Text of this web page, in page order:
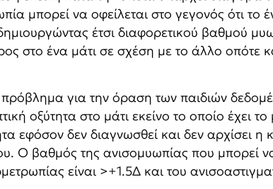
μπορεί να οφείλεται στο γεγονός ότι το
έτσι διαφορετικού βαθμού
στο ένα μάτι σε σχέση με το άλλο οπότε
για την όραση των παιδιών
οξύτητα στο μάτι εκείνο το οποίο έχει
εφόσον δεν διαγνωσθεί και δεν αρχίσει
O βαθμός της ανισομυωπίας που
είναι >+1.5Δ και του